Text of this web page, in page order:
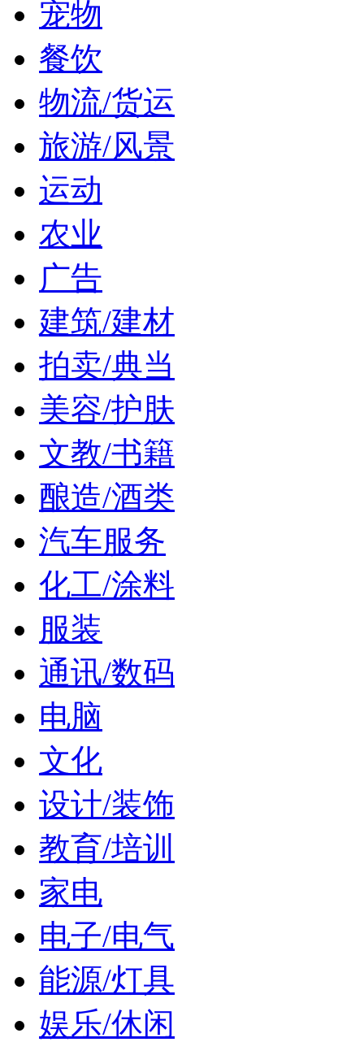
宠物
餐饮
物流/货运
旅游/风景
运动
农业
广告
建筑/建材
拍卖/典当
美容/护肤
文教/书籍
酿造/酒类
汽车服务
化工/涂料
服装
通讯/数码
电脑
文化
设计/装饰
教育/培训
家电
电子/电气
能源/灯具
娱乐/休闲